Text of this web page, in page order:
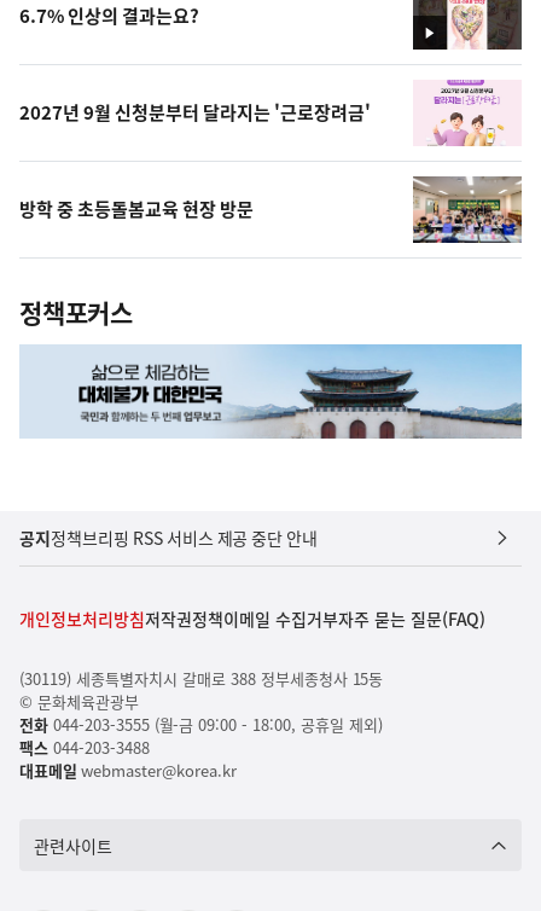
영
상
6.7% 인상의 결과는요?
2027년 9월 신청분부터 달라지는 '근로장려금'
방학 중 초등돌봄교육 현장 방문
정책포커스
공지정책브리핑 RSS 서비스 제공 중단 안내
개인정보처리방침저작권정책이메일 수집거부자주 묻는 질문(FAQ)
(30119) 세종특별자치시 갈매로 388 정부세종청사 15동
© 문화체육관광부
전화044-203-3555 (월-금 09:00 - 18:00, 공휴일 제외)
팩스044-203-3488
대표메일 webmaster@korea.kr
관련사이트